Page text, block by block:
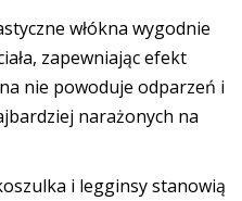
włókna wygodnie
zapewniając efekt
nie powoduje odparzeń i
narażonych na
i legginsy stanowią